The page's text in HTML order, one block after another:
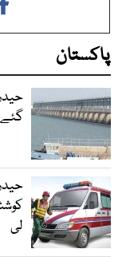
پاکستان
گئے
لی